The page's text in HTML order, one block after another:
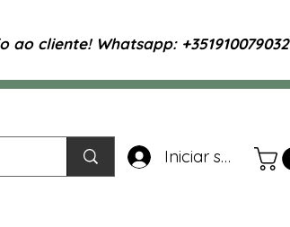
ao cliente! Whatsapp: +351910079032
Iniciar sesión